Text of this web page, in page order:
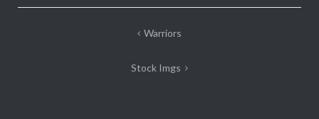
Warriors
Stock Imgs
ANBERNIC